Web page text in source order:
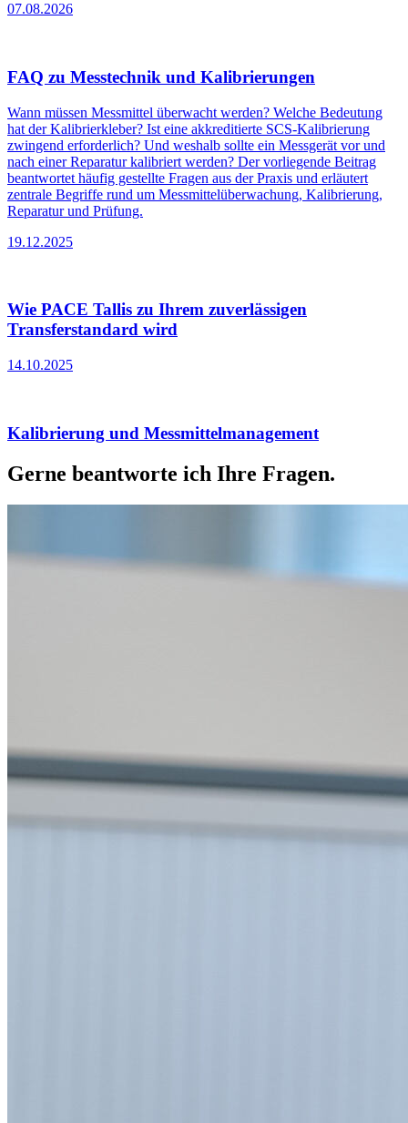
07.08.2026
FAQ zu Messtechnik und Kalibrierungen
Wann müssen Messmittel überwacht werden? Welche Bedeutung
hat der Kalibrierkleber? Ist eine akkreditierte SCS-Kalibrierung
zwingend erforderlich? Und weshalb sollte ein Messgerät vor und
nach einer Reparatur kalibriert werden? Der vorliegende Beitrag
beantwortet häufig gestellte Fragen aus der Praxis und erläutert
zentrale Begriffe rund um Messmittelüberwachung, Kalibrierung,
Reparatur und Prüfung.
19.12.2025
Wie PACE Tallis zu Ihrem zuverlässigen
Transferstandard wird
14.10.2025
Kalibrierung und Messmittelmanagement
Gerne beantworte ich Ihre Fragen.